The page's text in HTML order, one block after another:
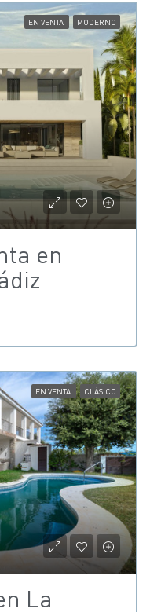
EN VENTA MODERNO
en
EN VENTA CLÁSICO
La